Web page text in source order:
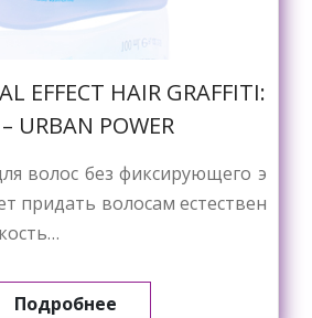
EFFECT HAIR GRAFFITI:
URBAN POWER
волос без фиксирующего э
придать волосам естествен
Подробнее